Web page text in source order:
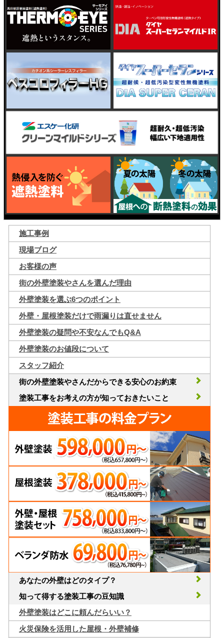
施工事例
現場ブログ
お客様の声
街の外壁塗装やさんを選んだ理由
外壁塗装を選ぶ6つのポイント
外壁・屋根塗装だけで雨漏りは直せません
外壁塗装の疑問や不安なんでもQ&A
外壁塗装のお値段について
スタッフ紹介
街の外壁塗装やさんだからできる安心のお約束
塗装工事をお考えの方が知っておきたいこと
あなたの外壁はどのタイプ？
知って得する塗装工事の豆知識
外壁塗装はどこに頼んだらいい？
火災保険を活用した屋根・外壁補修